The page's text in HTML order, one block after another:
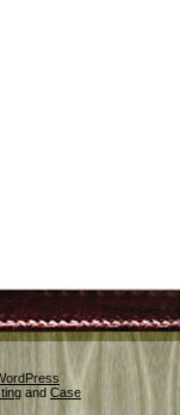
and Case